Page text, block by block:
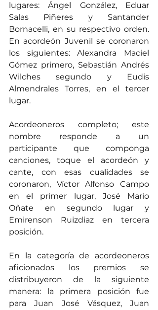
lugares: Ángel González, Eduar
Salas Piñeres y Santander
Bornacelli, en su respectivo orden.
En acordeón Juvenil se coronaron
los siguientes: Alexandra Maciel
Gómez primero, Sebastián Andrés
Wilches segundo y Eudis
Almendrales Torres, en el tercer
lugar.
Acordeoneros completo; este
nombre responde a un
participante que componga
canciones, toque el acordeón y
cante, con esas cualidades se
coronaron, Víctor Alfonso Campo
en el primer lugar, José Mario
Oñate en segundo lugar y
Emirenson Ruizdiaz en tercera
posición.
En la categoría de acordeoneros
aficionados los premios se
distribuyeron de la siguiente
manera: la primera posición fue
para Juan José Vásquez, Juan